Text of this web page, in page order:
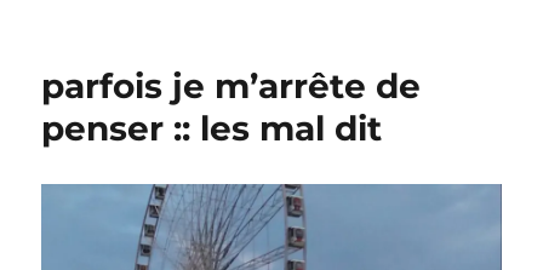
parfois je m’arrête de
penser :: les mal dit